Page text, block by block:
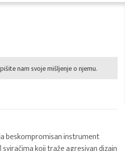
nam svoje mišljenje o njemu.
beskompromisan instrument